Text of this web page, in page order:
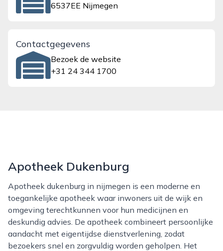
6537EE Nijmegen
Contactgegevens
Bezoek de website
+31 24 344 1700
Apotheek Dukenburg
Apotheek dukenburg in nijmegen is een moderne en
toegankelijke apotheek waar inwoners uit de wijk en
omgeving terechtkunnen voor hun medicijnen en
deskundig advies. De apotheek combineert persoonlijke
aandacht met eigentijdse dienstverlening, zodat
bezoekers snel en zorgvuldig worden geholpen. Het